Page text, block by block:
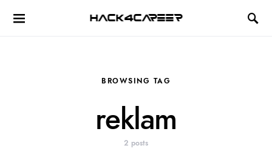
Hack4Career
BROWSING TAG
reklam
2 posts